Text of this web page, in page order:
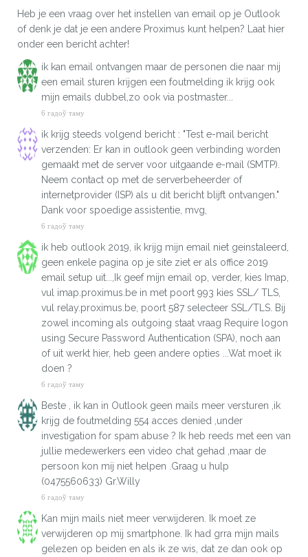
Heb je een vraag over het instellen van email op je Outlook
of denk je dat je een andere Proximus kunt helpen? Laat hier
onder een bericht achter!
ik kan email ontvangen maar de personen die naar mij
een email sturen krijgen een foutmelding ik krijg ook
mijn emails dubbel,zo ook via postmaster...
6 гадоў таму
ik krijg steeds volgend bericht : "Test e-mail bericht
verzenden: Er kan in outlook geen verbinding worden
gemaakt met de server voor uitgaande e-mail (SMTP).
Neem contact op met de serverbeheerder of
internetprovider (ISP) als u dit bericht blijft ontvangen."
Dank voor spoedige assistentie, mvg,
6 гадоў таму
ik heb outlook 2019, ik krijg mijn email niet geinstaleerd,
geen enkele pagina op je site ziet er als office 2019
email setup uit...,Ik geef mijn email op, verder, kies Imap,
vul imap.proximus.be in met poort 993 kies SSL/ TLS,
vul relay.proximus.be, poort 587 selecteer SSL/TLS. Bij
zowel incoming als outgoing staat vraag Require logon
using Secure Password Authentication (SPA), noch aan
of uit werkt hier, heb geen andere opties ...Wat moet ik
doen ?
6 гадоў таму
Beste , ik kan in Outlook geen mails meer versturen ,ik
krijg de foutmelding 554 acces denied ,under
investigation for spam abuse ? Ik heb reeds met een van
jullie medewerkers een video chat gehad ,maar de
persoon kon mij niet helpen .Graag u hulp
(0475560633) Gr.Willy
6 гадоў таму
Kan mijn mails niet meer verwijderen. Ik moet ze
verwijderen op mij smartphone. Ik had grra mijn mails
gelezen op beiden en als ik ze wis, dat ze dan ook op